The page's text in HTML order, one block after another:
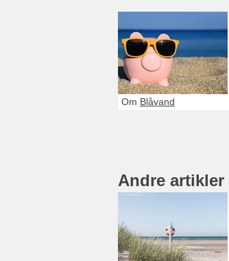
Om Blåvand
Andre artikler